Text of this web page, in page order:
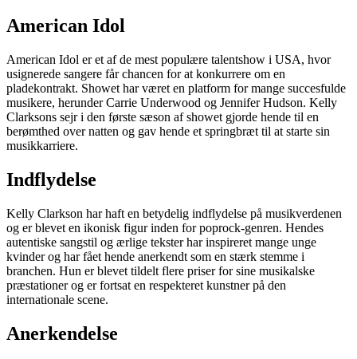
American Idol
American Idol er et af de mest populære talentshow i USA, hvor
usignerede sangere får chancen for at konkurrere om en
pladekontrakt. Showet har været en platform for mange succesfulde
musikere, herunder Carrie Underwood og Jennifer Hudson. Kelly
Clarksons sejr i den første sæson af showet gjorde hende til en
berømthed over natten og gav hende et springbræt til at starte sin
musikkarriere.
Indflydelse
Kelly Clarkson har haft en betydelig indflydelse på musikverdenen
og er blevet en ikonisk figur inden for poprock-genren. Hendes
autentiske sangstil og ærlige tekster har inspireret mange unge
kvinder og har fået hende anerkendt som en stærk stemme i
branchen. Hun er blevet tildelt flere priser for sine musikalske
præstationer og er fortsat en respekteret kunstner på den
internationale scene.
Anerkendelse